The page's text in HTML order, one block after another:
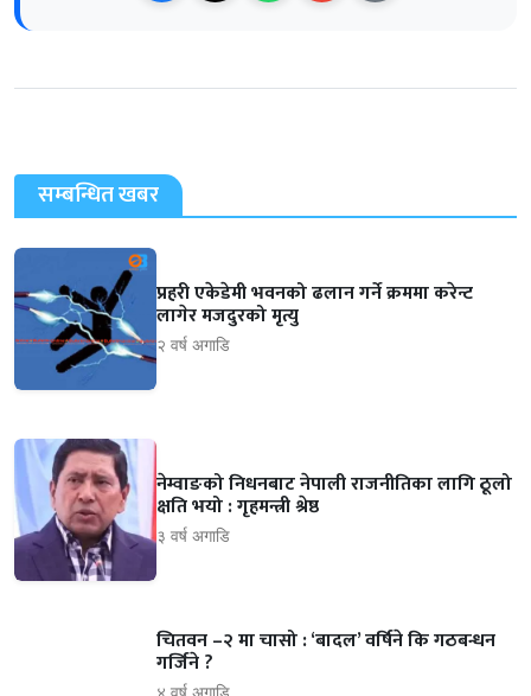
सम्बन्धित खबर
प्रहरी एकेडेमी भवनको ढलान गर्ने क्रममा करेन्ट
लागेर मजदुरको मृत्यु
२ वर्ष अगाडि
नेम्वाङको निधनबाट नेपाली राजनीतिका लागि ठूलो
क्षति भयो : गृहमन्त्री श्रेष्ठ
३ वर्ष अगाडि
चितवन –२ मा चासो : ‘बादल’ वर्षिने कि गठबन्धन
गर्जिने ?